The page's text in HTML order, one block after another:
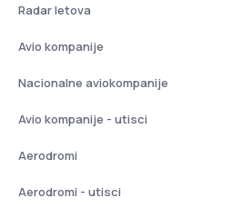
Radar letova
Avio kompanije
Nacionalne aviokompanije
Avio kompanije - utisci
Aerodromi
Aerodromi - utisci